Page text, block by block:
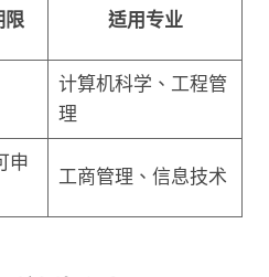
限 适用专业
计算机科学、工程管
理
申
工商管理、信息技术